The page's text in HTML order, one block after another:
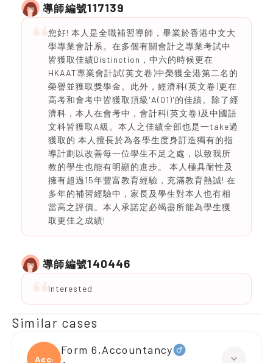
導師編號117139
您好! 本人是全職補習導師，畢業於香港中文大
學專業會計系。在多個有關會計之專業考試中
皆獲取佳績Distinction，中六的時候更在
HKAAT專業會計試(英文卷)中榮獲全港第二名的
榮譽並獲取獎學金。此外，經濟科(英文卷)更在
高考和會考中皆獲取頂級'A(01)'的佳績。除了經
濟科，本人在會考中，會計科(英文卷)及中國語
文科皆獲取A級。本人之佳績全部也是一take過
獲取的 本人擅長於為各學生度身訂造獨有的指
導計劃以改善每一位學生不足之處，以致我所
教的學生也能有明顯的進步。 本人極具耐性及
擁有超過15年豐富教育經驗，充滿教育熱誠! 在
多年的補習經驗中，家長及學生對本人也有相
當高之評價。本人承諾定必竭盡所能為學生獲
取更佳之成績!
導師編號140446
Interested
Similar cases
Accou
Form 6,Accountancy